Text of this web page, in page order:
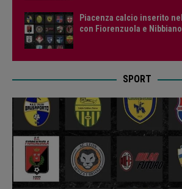
Piacenza calcio inserito
con Fiorenzuola e Nibbiano
SPORT